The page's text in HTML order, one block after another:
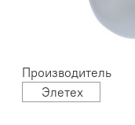
Производитель
Элетех